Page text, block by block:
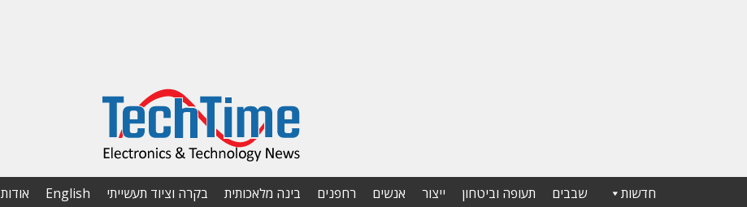
חדשות שבבים תעופה וביטחון ייצור אנשים רחפנים בינה מלאכותית בקרה וציוד תעשייתי English אודות